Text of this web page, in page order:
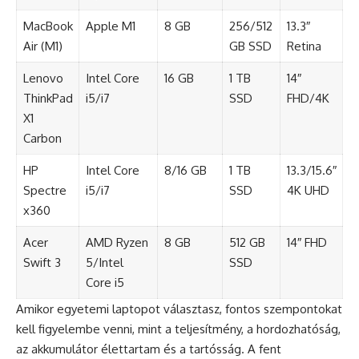
MacBook
Air (M1)
Apple M1 8 GB
256/512
GB SSD
13.3″
Retina
Lenovo
ThinkPad
X1
Carbon
Intel Core
i5/i7
16 GB
1 TB
SSD
14″
FHD/4K
HP
Spectre
x360
Intel Core
i5/i7
8/16 GB
1 TB
SSD
13.3/15.6″
4K UHD
Acer
Swift 3
AMD Ryzen
5/Intel
Core i5
8 GB
512 GB
SSD
14″ FHD
Amikor egyetemi laptopot választasz, fontos szempontokat
kell figyelembe venni, mint a teljesítmény, a hordozhatóság,
az akkumulátor élettartam és a tartósság. A fent